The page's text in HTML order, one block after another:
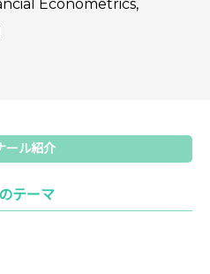
Econometrics,
ール紹介
テーマ